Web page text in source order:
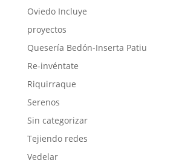
Oviedo Incluye
proyectos
Quesería Bedón-Inserta Patiu
Re-invéntate
Riquirraque
Serenos
Sin categorizar
Tejiendo redes
Vedelar